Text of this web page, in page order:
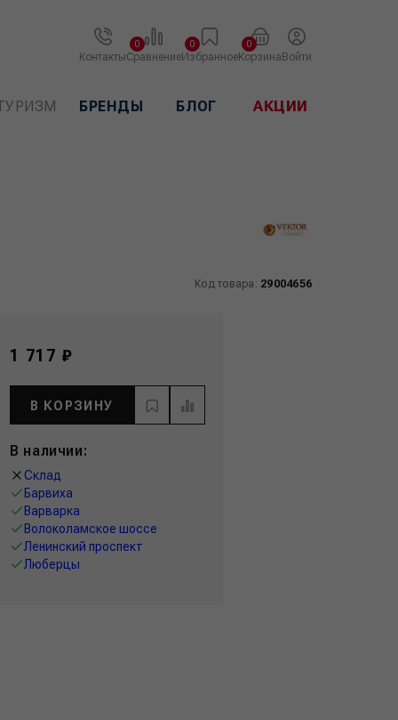
КонтактыСравнение
0
Избранное
0
Корзина
0
Войти
БРЕНДЫ БЛОГ АКЦИИ
Код товара: 29004656
1 717 ₽
В КОРЗИНУ
В наличии:
Склад
Барвиха
Варварка
Волоколамское шоссе
Ленинский проспект
Люберцы